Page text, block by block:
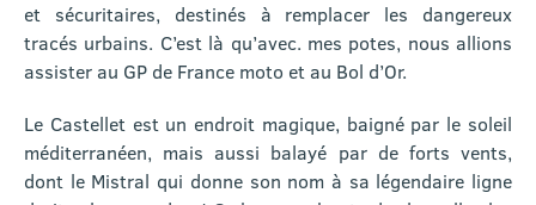
et sécuritaires, destinés à remplacer les dangereux
tracés urbains. C’est là qu’avec. mes potes, nous allions
assister au GP de France moto et au Bol d’Or.
Le Castellet est un endroit magique, baigné par le soleil
méditerranéen, mais aussi balayé par de forts vents,
dont le Mistral qui donne son nom à sa légendaire ligne